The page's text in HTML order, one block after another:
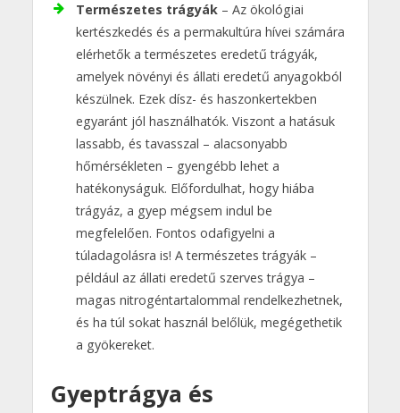
Természetes trágyák – Az ökológiai
kertészkedés és a permakultúra hívei számára
elérhetők a természetes eredetű trágyák,
amelyek növényi és állati eredetű anyagokból
készülnek. Ezek dísz- és haszonkertekben
egyaránt jól használhatók. Viszont a hatásuk
lassabb, és tavasszal – alacsonyabb
hőmérsékleten – gyengébb lehet a
hatékonyságuk. Előfordulhat, hogy hiába
trágyáz, a gyep mégsem indul be
megfelelően. Fontos odafigyelni a
túladagolásra is! A természetes trágyák –
például az állati eredetű szerves trágya –
magas nitrogéntartalommal rendelkezhetnek,
és ha túl sokat használ belőlük, megégethetik
a gyökereket.
Gyeptrágya és